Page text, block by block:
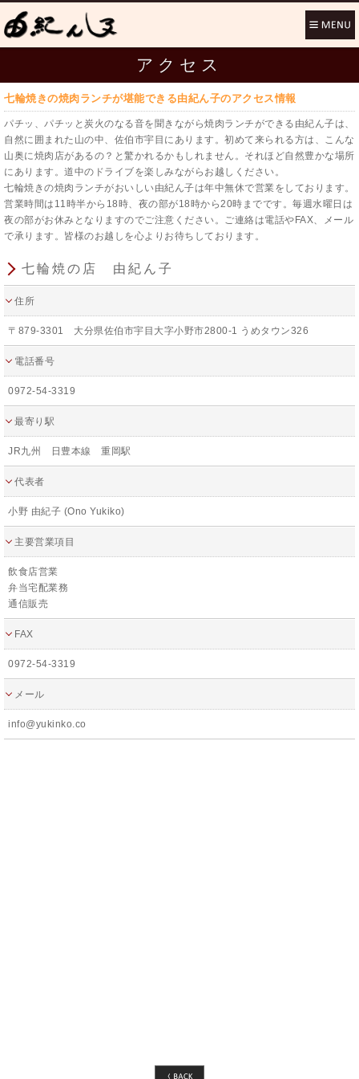
アクセス
七輪焼きの焼肉ランチが堪能できる由紀ん子のアクセス情報
パチッ、パチッと炭火のなる音を聞きながら焼肉ランチができる由紀ん子は、
自然に囲まれた山の中、佐伯市宇目にあります。初めて来られる方は、こんな
山奥に焼肉店があるの？と驚かれるかもしれません。それほど自然豊かな場所
にあります。道中のドライブを楽しみながらお越しください。
七輪焼きの焼肉ランチがおいしい由紀ん子は年中無休で営業をしております。
営業時間は11時半から18時、夜の部が18時から20時までです。毎週水曜日は
夜の部がお休みとなりますのでご注意ください。ご連絡は電話やFAX、メール
で承ります。皆様のお越しを心よりお待ちしております。
七輪焼の店 由紀ん子
住所
〒879-3301 大分県佐伯市宇目大字小野市2800-1 うめタウン326
電話番号
0972-54-3319
最寄り駅
JR九州 日豊本線 重岡駅
代表者
小野 由紀子 (Ono Yukiko)
主要営業項目
飲食店営業
弁当宅配業務
通信販売
FAX
0972-54-3319
メール
info@yukinko.co